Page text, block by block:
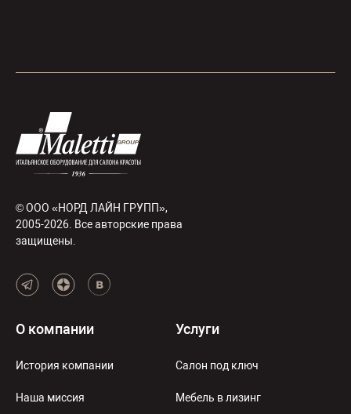
© ООО «НОРД ЛАЙН ГРУПП»,
2005-2026. Все авторские права
защищены.
О компании
История компании
Наша миссия
Услуги
Салон под ключ
Мебель в лизинг